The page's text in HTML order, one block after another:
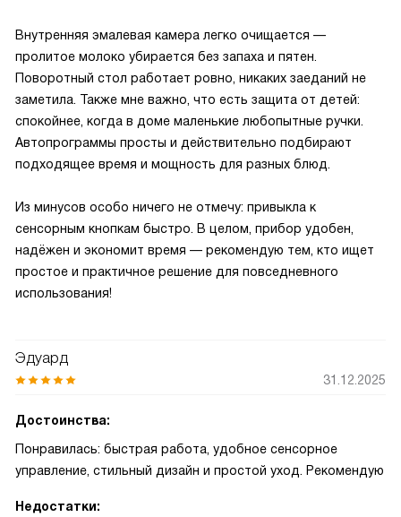
Внутренняя эмалевая камера легко очищается —
пролитое молоко убирается без запаха и пятен.
Поворотный стол работает ровно, никаких заеданий не
заметила. Также мне важно, что есть защита от детей:
спокойнее, когда в доме маленькие любопытные ручки.
Автопрограммы просты и действительно подбирают
подходящее время и мощность для разных блюд.
Из минусов особо ничего не отмечу: привыкла к
сенсорным кнопкам быстро. В целом, прибор удобен,
надёжен и экономит время — рекомендую тем, кто ищет
простое и практичное решение для повседневного
использования!
Эдуард
31.12.2025
Достоинства:
Понравилась: быстрая работа, удобное сенсорное
управление, стильный дизайн и простой уход. Рекомендую
Недостатки: